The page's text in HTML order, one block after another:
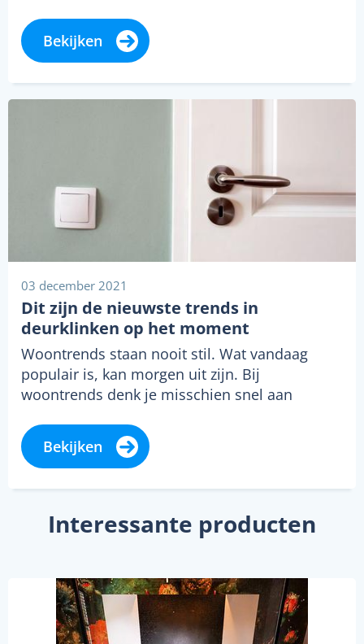
Bekijken
03 december 2021
Dit zijn de nieuwste trends in
deurklinken op het moment
Woontrends staan nooit stil. Wat vandaag
populair is, kan morgen uit zijn. Bij
woontrends denk je misschien snel aan
Bekijken
Interessante producten